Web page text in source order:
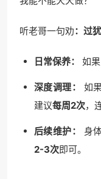
听老哥一句劝：过
日常保养： 如
深度调理：
如
建议每周2次，
后续维护： 身
2-3次即可。